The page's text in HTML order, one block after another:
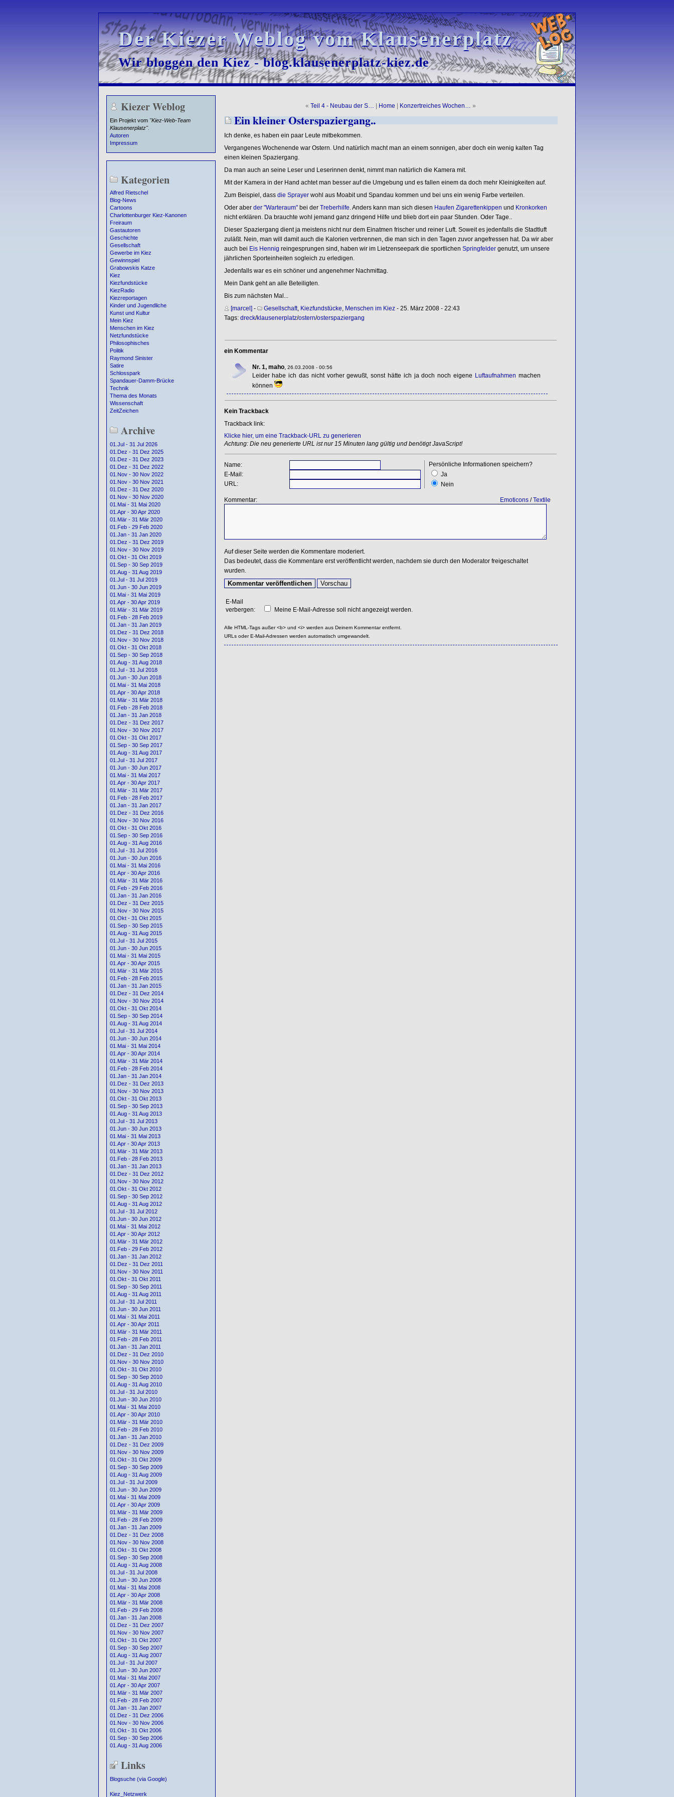
Der Kiezer Weblog vom Klausenerplatz
Der Kiezer Weblog vom Klausenerplatz
Wir bloggen den Kiez - blog.klausenerplatz-kiez.de
Wir bloggen den Kiez - blog.klausenerplatz-kiez.de
Kiezer Weblog
Ein Projekt vom "Kiez-Web-Team
Klausenerplatz".
Autoren
Impressum
Kategorien
Alfred Rietschel
Blog-News
Cartoons
Charlottenburger Kiez-Kanonen
Freiraum
Gastautoren
Geschichte
Gesellschaft
Gewerbe im Kiez
Gewinnspiel
Grabowskis Katze
Kiez
Kiezfundstücke
KiezRadio
Kiezreportagen
Kinder und Jugendliche
Kunst und Kultur
Mein Kiez
Menschen im Kiez
Netzfundstücke
Philosophisches
Politik
Raymond Sinister
Satire
Schlosspark
Spandauer-Damm-Brücke
Technik
Thema des Monats
Wissenschaft
ZeitZeichen
Archive
01.Jul - 31 Jul 2026
01.Dez - 31 Dez 2025
01.Dez - 31 Dez 2023
01.Dez - 31 Dez 2022
01.Nov - 30 Nov 2022
01.Nov - 30 Nov 2021
01.Dez - 31 Dez 2020
01.Nov - 30 Nov 2020
01.Mai - 31 Mai 2020
01.Apr - 30 Apr 2020
01.Mär - 31 Mär 2020
01.Feb - 29 Feb 2020
01.Jan - 31 Jan 2020
01.Dez - 31 Dez 2019
01.Nov - 30 Nov 2019
01.Okt - 31 Okt 2019
01.Sep - 30 Sep 2019
01.Aug - 31 Aug 2019
01.Jul - 31 Jul 2019
01.Jun - 30 Jun 2019
01.Mai - 31 Mai 2019
01.Apr - 30 Apr 2019
01.Mär - 31 Mär 2019
01.Feb - 28 Feb 2019
01.Jan - 31 Jan 2019
01.Dez - 31 Dez 2018
01.Nov - 30 Nov 2018
01.Okt - 31 Okt 2018
01.Sep - 30 Sep 2018
01.Aug - 31 Aug 2018
01.Jul - 31 Jul 2018
01.Jun - 30 Jun 2018
01.Mai - 31 Mai 2018
01.Apr - 30 Apr 2018
01.Mär - 31 Mär 2018
01.Feb - 28 Feb 2018
01.Jan - 31 Jan 2018
01.Dez - 31 Dez 2017
01.Nov - 30 Nov 2017
01.Okt - 31 Okt 2017
01.Sep - 30 Sep 2017
01.Aug - 31 Aug 2017
01.Jul - 31 Jul 2017
01.Jun - 30 Jun 2017
01.Mai - 31 Mai 2017
01.Apr - 30 Apr 2017
01.Mär - 31 Mär 2017
01.Feb - 28 Feb 2017
01.Jan - 31 Jan 2017
01.Dez - 31 Dez 2016
01.Nov - 30 Nov 2016
01.Okt - 31 Okt 2016
01.Sep - 30 Sep 2016
01.Aug - 31 Aug 2016
01.Jul - 31 Jul 2016
01.Jun - 30 Jun 2016
01.Mai - 31 Mai 2016
01.Apr - 30 Apr 2016
01.Mär - 31 Mär 2016
01.Feb - 29 Feb 2016
01.Jan - 31 Jan 2016
01.Dez - 31 Dez 2015
01.Nov - 30 Nov 2015
01.Okt - 31 Okt 2015
01.Sep - 30 Sep 2015
01.Aug - 31 Aug 2015
01.Jul - 31 Jul 2015
01.Jun - 30 Jun 2015
01.Mai - 31 Mai 2015
01.Apr - 30 Apr 2015
01.Mär - 31 Mär 2015
01.Feb - 28 Feb 2015
01.Jan - 31 Jan 2015
01.Dez - 31 Dez 2014
01.Nov - 30 Nov 2014
01.Okt - 31 Okt 2014
01.Sep - 30 Sep 2014
01.Aug - 31 Aug 2014
01.Jul - 31 Jul 2014
01.Jun - 30 Jun 2014
01.Mai - 31 Mai 2014
01.Apr - 30 Apr 2014
01.Mär - 31 Mär 2014
01.Feb - 28 Feb 2014
01.Jan - 31 Jan 2014
01.Dez - 31 Dez 2013
01.Nov - 30 Nov 2013
01.Okt - 31 Okt 2013
01.Sep - 30 Sep 2013
01.Aug - 31 Aug 2013
01.Jul - 31 Jul 2013
01.Jun - 30 Jun 2013
01.Mai - 31 Mai 2013
01.Apr - 30 Apr 2013
01.Mär - 31 Mär 2013
01.Feb - 28 Feb 2013
01.Jan - 31 Jan 2013
01.Dez - 31 Dez 2012
01.Nov - 30 Nov 2012
01.Okt - 31 Okt 2012
01.Sep - 30 Sep 2012
01.Aug - 31 Aug 2012
01.Jul - 31 Jul 2012
01.Jun - 30 Jun 2012
01.Mai - 31 Mai 2012
01.Apr - 30 Apr 2012
01.Mär - 31 Mär 2012
01.Feb - 29 Feb 2012
01.Jan - 31 Jan 2012
01.Dez - 31 Dez 2011
01.Nov - 30 Nov 2011
01.Okt - 31 Okt 2011
01.Sep - 30 Sep 2011
01.Aug - 31 Aug 2011
01.Jul - 31 Jul 2011
01.Jun - 30 Jun 2011
01.Mai - 31 Mai 2011
01.Apr - 30 Apr 2011
01.Mär - 31 Mär 2011
01.Feb - 28 Feb 2011
01.Jan - 31 Jan 2011
01.Dez - 31 Dez 2010
01.Nov - 30 Nov 2010
01.Okt - 31 Okt 2010
01.Sep - 30 Sep 2010
01.Aug - 31 Aug 2010
01.Jul - 31 Jul 2010
01.Jun - 30 Jun 2010
01.Mai - 31 Mai 2010
01.Apr - 30 Apr 2010
01.Mär - 31 Mär 2010
01.Feb - 28 Feb 2010
01.Jan - 31 Jan 2010
01.Dez - 31 Dez 2009
01.Nov - 30 Nov 2009
01.Okt - 31 Okt 2009
01.Sep - 30 Sep 2009
01.Aug - 31 Aug 2009
01.Jul - 31 Jul 2009
01.Jun - 30 Jun 2009
01.Mai - 31 Mai 2009
01.Apr - 30 Apr 2009
01.Mär - 31 Mär 2009
01.Feb - 28 Feb 2009
01.Jan - 31 Jan 2009
01.Dez - 31 Dez 2008
01.Nov - 30 Nov 2008
01.Okt - 31 Okt 2008
01.Sep - 30 Sep 2008
01.Aug - 31 Aug 2008
01.Jul - 31 Jul 2008
01.Jun - 30 Jun 2008
01.Mai - 31 Mai 2008
01.Apr - 30 Apr 2008
01.Mär - 31 Mär 2008
01.Feb - 29 Feb 2008
01.Jan - 31 Jan 2008
01.Dez - 31 Dez 2007
01.Nov - 30 Nov 2007
01.Okt - 31 Okt 2007
01.Sep - 30 Sep 2007
01.Aug - 31 Aug 2007
01.Jul - 31 Jul 2007
01.Jun - 30 Jun 2007
01.Mai - 31 Mai 2007
01.Apr - 30 Apr 2007
01.Mär - 31 Mär 2007
01.Feb - 28 Feb 2007
01.Jan - 31 Jan 2007
01.Dez - 31 Dez 2006
01.Nov - 30 Nov 2006
01.Okt - 31 Okt 2006
01.Sep - 30 Sep 2006
01.Aug - 31 Aug 2006
Links
Blogsuche (via Google)
Kiez_Netzwerk
« Teil 4 - Neubau der S… Home Konzertreiches Wochen… »
Ein kleiner Osterspaziergang..
Ich denke, es haben ein paar Leute mitbekommen.
Vergangenes Wochenende war Ostern. Und natürlich macht man an einem sonnigen, aber doch ein wenig kalten Tag
einen kleinen Spaziergang.
Da man auch an seine Leser und Leserinnen denkt, nimmt man natürlich die Kamera mit.
Mit der Kamera in der Hand achtet man besser auf die Umgebung und es fallen einem da doch mehr Kleinigkeiten auf.
Zum Beispiel, dass die Sprayerwohl aus Moabit und Spandau kommen und bei uns ein wenig Farbe verteilen.
Oder aber der "Warteraum"bei der Treberhilfe . Anders kann man sich diesen Haufen Zigarettenkippen und Kronkorken
nicht erklären. Da brauchte wohl jemand ganz dringend Hilfe und blieb dort ein paar Stunden. Oder Tage..
Dieser Spaziergang dient ja meistens nicht nur dem Einatmen frischer und reiner Luft. Soweit es jedenfalls die Stadtluft
zuläßt. Nein, man will damit auch die Kalorien verbrennen, die man sich in den Tagen zuvor angefressen hat. Da wir aber
auch bei Eis Hennig reingesprungen sind, haben wir im Lietzenseepark die sportlichen Springfeldergenutzt, um unsere
jährlichen Sporteinheiten sogleich zu erledigen.
Jedenfalls war es ein schöner und angenehmer Nachmittag.
Mein Dank geht an alle Beteiligten.
Bis zum nächsten Mal...
[marcel]- Gesellschaft, Kiezfundstücke Menschen im Kiez- 25. März 2008 - 22:43
Tags: dreck/klausenerplatz/ostern/osterspaziergang
ein Kommentar
Nr. 1, maho, 26.03.2008 - 00:56
Leider habe ich das nicht vorher gewußt, sonst hätte ich ja doch noch eigene Luftaufnahmen machen
können
Kein Trackback
Trackback link:
Klicke hier, um eine Trackback-URL zu generieren
Achtung: Die neu generierte URL ist nur 15 Minuten lang gültig und benötigt JavaScript!
Name:
Persönliche Informationen speichern?
Ja
Nein
E-Mail:
URL:
Kommentar: Emoticons/Textile
Auf dieser Seite werden die Kommentare moderiert.
Das bedeutet, dass die Kommentare erst veröffentlicht werden, nachdem sie durch den Moderator freigeschaltet
wurden.
E-Mail
verbergen:
Meine E-Mail-Adresse soll nicht angezeigt werden.
Alle HTML-Tags außer <b> und <i> werden aus Deinem Kommentar entfernt.
URLs oder E-Mail-Adressen werden automatisch umgewandelt.